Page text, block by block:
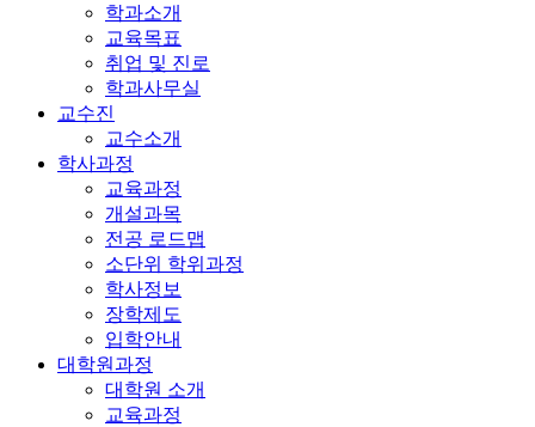
학과소개
교육목표
취업 및 진로
학과사무실
교수진
교수소개
학사과정
교육과정
개설과목
전공 로드맵
소단위 학위과정
학사정보
장학제도
입학안내
대학원과정
대학원 소개
교육과정